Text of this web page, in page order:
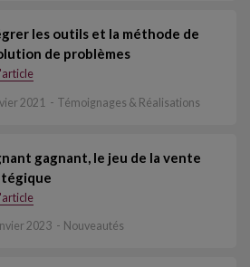
les outils et la méthode de
de problèmes
2021 Témoignages & Réalisations
gagnant, le jeu de la vente
2023 Nouveautés